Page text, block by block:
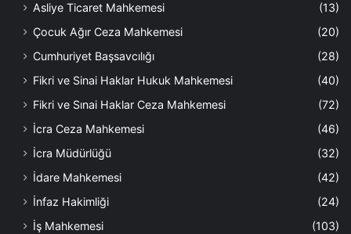
Asliye Ticaret Mahkemesi
(13)
Çocuk Ağır Ceza Mahkemesi
(20)
Cumhuriyet Başsavcılığı
(28)
Fikri ve Sinai Haklar Hukuk Mahkemesi
(40)
Fikri ve Sınai Haklar Ceza Mahkemesi
(72)
İcra Ceza Mahkemesi
(46)
İcra Müdürlüğü
(32)
İdare Mahkemesi
(42)
İnfaz Hakimliği
(24)
İş Mahkemesi
(103)